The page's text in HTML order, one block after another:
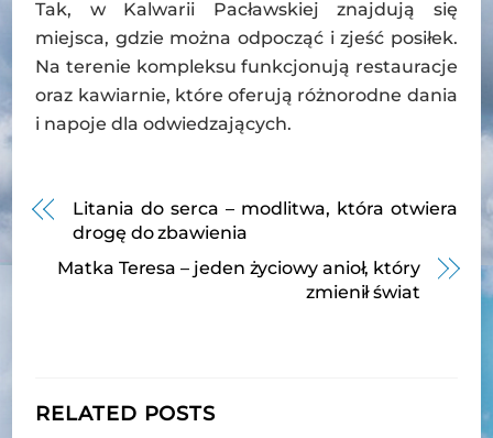
Tak, w Kalwarii Pacławskiej znajdują się
miejsca, gdzie można odpocząć i zjeść posiłek.
Na terenie kompleksu funkcjonują restauracje
oraz kawiarnie, które oferują różnorodne dania
i napoje dla odwiedzających.
Litania do serca – modlitwa, która otwiera
drogę do zbawienia
Matka Teresa – jeden życiowy anioł, który
zmienił świat
RELATED POSTS